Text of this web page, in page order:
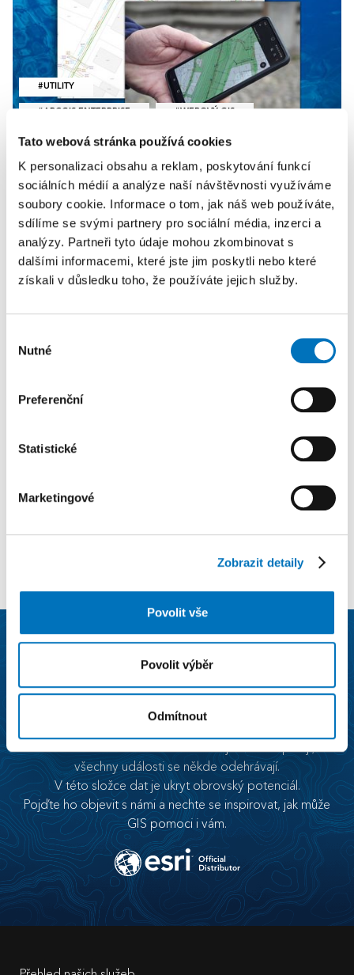
Tato webová stránka používá cookies
K personalizaci obsahu a reklam, poskytování funkcí
sociálních médií a analýze naší návštěvnosti využíváme
soubory cookie. Informace o tom, jak náš web používáte,
sdílíme se svými partnery pro sociální média, inzerci a
analýzy. Partneři tyto údaje mohou zkombinovat s
dalšími informacemi, které jste jim poskytli nebo které
získali v důsledku toho, že používáte jejich služby.
souhlasu
Nutné
Preferenční
Statistické
Marketingové
Zobrazit detaily
Povolit vše
Povolit výběr
Odmítnout
ARCGIS ENTERPRISE WEBOVÝ GIS
UTILITY
Nový GIS ve společnosti ČEVAK
Přechod na novou technologii je vždy náročný
projekt, a to zejména u komplexních systémů.
V tomto článku se dozvíte, jak společnost ČEVAK
a.s. převedla svůj GIS na systém ArcGIS, a zjistíte,
jaké výhody to přineslo – od pohodlnější práce
Přejete si zůstat s námi v kontaktu a dostávat novinky ze
všechny události se někde odehrávají.
V této složce dat je ukryt obrovský potenciál.
Pojďte ho objevit s námi a nechte se inspirovat, jak může
GIS pomoci i vám.